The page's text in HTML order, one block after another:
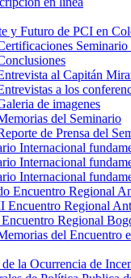
y Futuro de PCI en
al Capitán
a los
de imagenes
del Seminario
de Prensa del
Internacional
Internacional
Internacional
Encuentro Regional
Encuentro Regional
Regional
del Encuentro
la Ocurrencia de